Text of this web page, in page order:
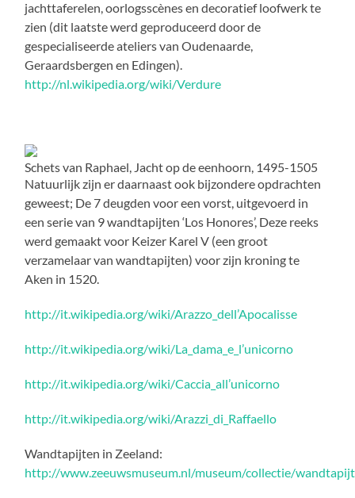
jachttaferelen, oorlogsscènes en decoratief loofwerk te
zien (dit laatste werd geproduceerd door de
gespecialiseerde ateliers van Oudenaarde,
Geraardsbergen en Edingen).
http://nl.wikipedia.org/wiki/Verdure
Schets van Raphael, Jacht op de eenhoorn, 1495-1505
Natuurlijk zijn er daarnaast ook bijzondere opdrachten
geweest; De 7 deugden voor een vorst, uitgevoerd in
een serie van 9 wandtapijten ‘Los Honores’, Deze reeks
werd gemaakt voor Keizer Karel V (een groot
verzamelaar van wandtapijten) voor zijn kroning te
Aken in 1520.
http://it.wikipedia.org/wiki/Arazzo_dell’Apocalisse
http://it.wikipedia.org/wiki/La_dama_e_l’unicorno
http://it.wikipedia.org/wiki/Caccia_all’unicorno
http://it.wikipedia.org/wiki/Arazzi_di_Raffaello
Wandtapijten in Zeeland:
http://www.zeeuwsmuseum.nl/museum/collectie/